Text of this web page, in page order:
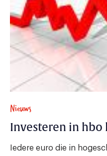
Nieuws
Investeren in hbo
Iedere euro die in